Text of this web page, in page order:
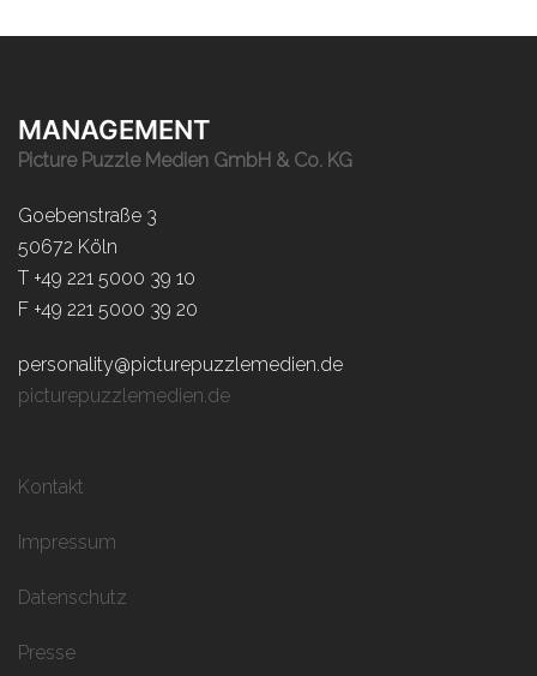
MANAGEMENT
Picture Puzzle Medien GmbH & Co. KG
Goebenstraße 3
50672 Köln
T +49 221 5000 39 10
F +49 221 5000 39 20
personality@picturepuzzlemedien.de
picturepuzzlemedien.de
Kontakt
Impressum
Datenschutz
Presse